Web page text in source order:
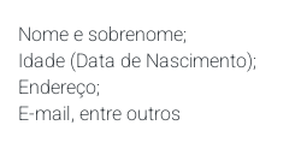
Nome e sobrenome;
Idade (Data de Nascimento);
Endereço;
E-mail, entre outros